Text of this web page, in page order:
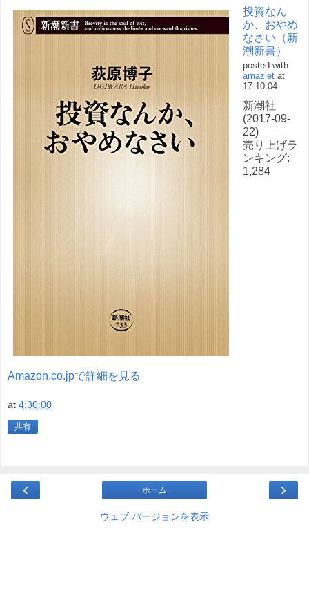
投資なん
か、おやめ
なさい（新
潮新書）
posted with
amazlet at
17.10.04
新潮社
(2017-09-
22)
売り上げラ
ンキング:
1,284
Amazon.co.jpで詳細を見る
at 4:30:00
共有
‹ ›
ホーム
ウェブ バージョンを表示